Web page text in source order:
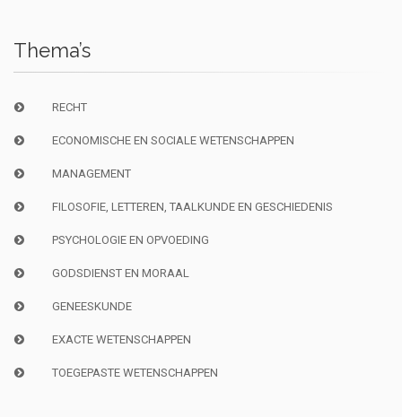
Thema’s
RECHT
ECONOMISCHE EN SOCIALE WETENSCHAPPEN
MANAGEMENT
FILOSOFIE, LETTEREN, TAALKUNDE EN GESCHIEDENIS
PSYCHOLOGIE EN OPVOEDING
GODSDIENST EN MORAAL
GENEESKUNDE
EXACTE WETENSCHAPPEN
TOEGEPASTE WETENSCHAPPEN